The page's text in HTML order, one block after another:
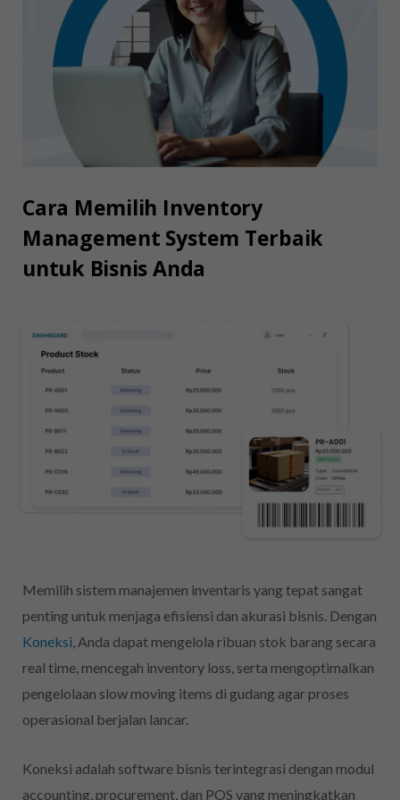
Cara Memilih Inventory
Management System Terbaik
untuk Bisnis Anda
Memilih sistem manajemen inventaris yang tepat sangat
penting untuk menjaga efisiensi dan akurasi bisnis. Dengan
Koneksi, Anda dapat mengelola ribuan stok barang secara
real time, mencegah inventory loss, serta mengoptimalkan
pengelolaan slow moving items di gudang agar proses
operasional berjalan lancar.
Koneksi adalah software bisnis terintegrasi dengan modul
accounting, procurement, dan POS yang meningkatkan